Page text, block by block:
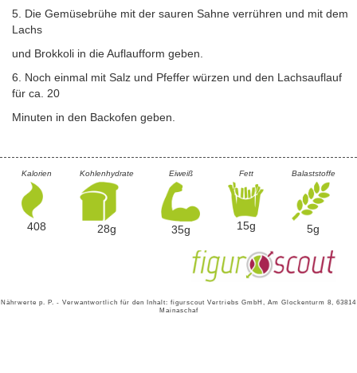
5. Die Gemüsebrühe mit der sauren Sahne verrühren und mit dem
Lachs
und Brokkoli in die Auflaufform geben.
6. Noch einmal mit Salz und Pfeffer würzen und den Lachsauflauf
für ca. 20
Minuten in den Backofen geben.
Kalorien
408
Kohlenhydrate
28g
Eiweiß
35g
Fett
15g
Balaststoffe
5g
Nährwerte p. P. - Verwantwortlich für den Inhalt: figurscout Vertriebs GmbH, Am Glockenturm 8, 63814
Mainaschaf